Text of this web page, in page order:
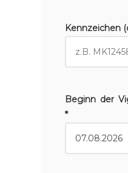
Kennzeichen
Beginn der
*